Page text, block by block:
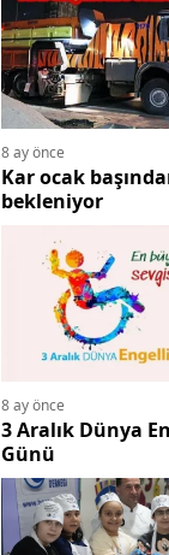
8 ay önce
Kar ocak
bekleniyor
8 ay önce
3 Aralık Dünya
Günü